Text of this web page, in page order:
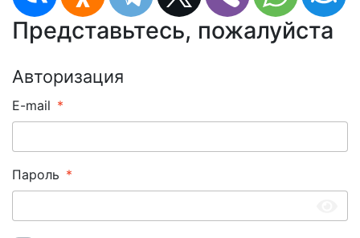
Представьтесь, пожалуйста
Авторизация
E-mail
Пароль